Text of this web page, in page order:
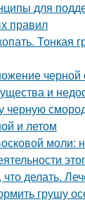
для
правил
Тонкая
и
черную
и летом
моли:
делать.
грушу